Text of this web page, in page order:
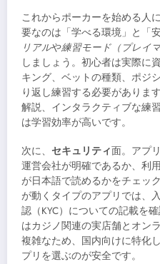
これからポーカーを始める人
要なのは「学べる環境」と「
リアルや練習モード（プレイマ
しましょう。初心者は実際に
キング、ベットの種類、ポジ
り返し練習する必要がありま
解説、インタラクティブな練
は学習効率が高いです。
次に、 セキュリティ面。アプ
運営会社が明確であるか、利
が日本語で読めるかをチェッ
が動くタイプのアプリでは、
認（KYC）についての記載を
はカジノ関連の実店舗とオン
複雑なため、国内向けに特化
プリを選ぶのが安全です。